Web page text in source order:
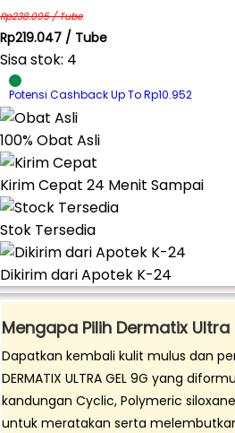
Rp238.095 / Tube
Rp219.047 / Tube
Sisa stok: 4
Potensi Cashback Up To Rp10.952
100% Obat Asli
Kirim Cepat 24 Menit Sampai
Stok Tersedia
Dikirim dari Apotek K-24
Mengapa Pilih Dermatix Ultra
Dapatkan kembali kulit mulus dan
DERMATIX ULTRA GEL 9G yang
kandungan Cyclic, Polymeric
untuk meratakan serta